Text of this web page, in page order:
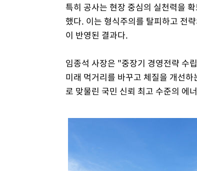
특히 공사는 현장 중심의 실천력을
했다. 이는 형식주의를 탈피하고 전
이 반영된 결과다.
임종석 사장은 "중장기 경영전략 수
미래 먹거리를 바꾸고 체질을 개선
로 맞물린 국민 신뢰 최고 수준의 에